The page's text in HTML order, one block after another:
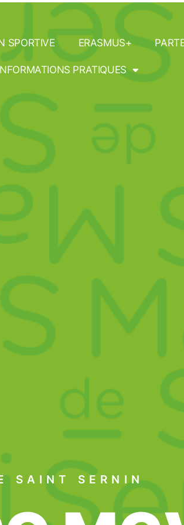
de la Vente
SPORTIVE ERASMUS+
PRATIQUES
SAINT SERNIN